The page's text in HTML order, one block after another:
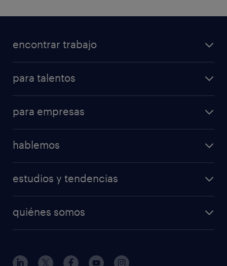
encontrar trabajo
para talentos
para empresas
hablemos
estudios y tendencias
quiénes somos